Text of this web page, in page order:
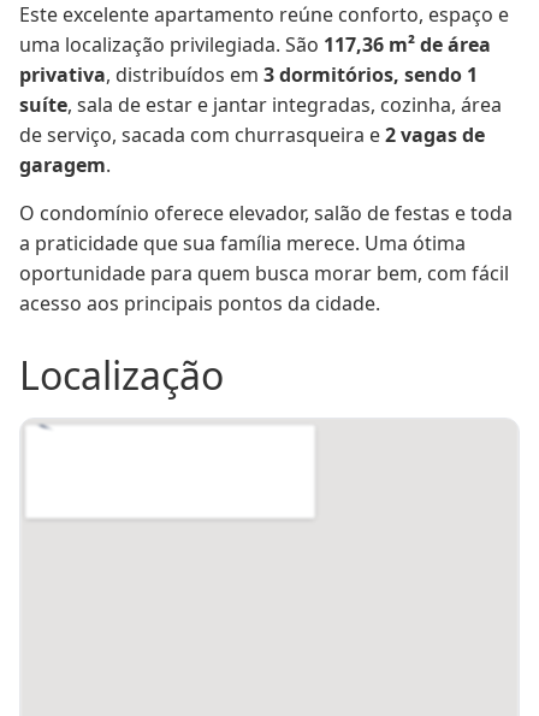
Salu00e3o de festas
Sim Piso
Porcelanato
Sacada
Sim Gu00e1s central
Elevador
Sim
Quadra
Portu00e3o eletru00f4nico Sim
Este excelente apartamento reúne conforto, espaço e
uma localização privilegiada. São 117,36 m² de área
privativa, distribuídos em 3 dormitórios, sendo 1
suíte, sala de estar e jantar integradas, cozinha, área
de serviço, sacada com churrasqueira e 2 vagas de
garagem.
O condomínio oferece elevador, salão de festas e toda
a praticidade que sua família merece. Uma ótima
oportunidade para quem busca morar bem, com fácil
acesso aos principais pontos da cidade.
Localização